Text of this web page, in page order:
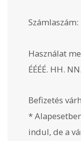
Számlaszám:
Használat
ÉÉÉÉ. HH. NN.
Befizetés
*
indul, de a